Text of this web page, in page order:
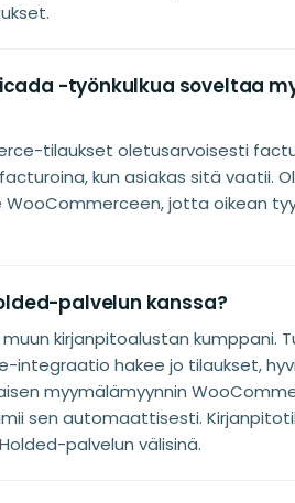
-työnkulkua soveltaa
tilaukset oletusarvoisesti
kun asiakas sitä vaatii.
jotta oikean
palvelun kanssa?
kirjanpitoalustan kumppani.
integraatio hakee jo tilaukset,
myymälämyynnin
sen automaattisesti.
palvelun välisinä.